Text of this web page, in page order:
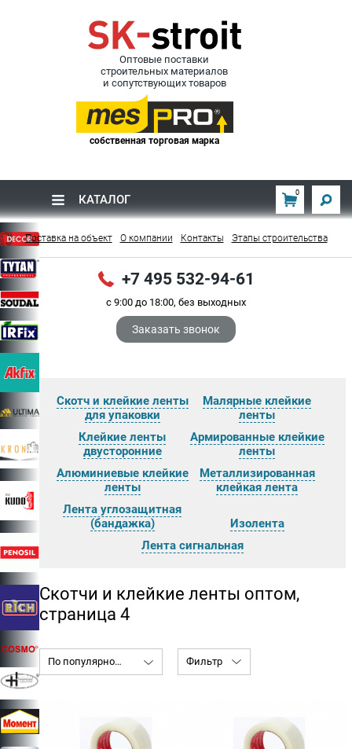
Оптовые поставки
строительных материалов
и сопутствующих товаров
собственная торговая марка
КАТАЛОГ 0
Поставка на объект О компании Контакты Этапы строительства
+7 495 532-94-61
с 9:00 до 18:00, без выходных
Заказать звонок
Скотч и клейкие ленты
для упаковки
Малярные клейкие
ленты
Клейкие ленты
двусторонние
Армированные клейкие
ленты
Алюминиевые клейкие
ленты
Металлизированная
клейкая лента
Лента углозащитная
(бандажка)
Изолента
Лента сигнальная
Скотчи и клейкие ленты оптом,
страница 4
По популярности Фильтр